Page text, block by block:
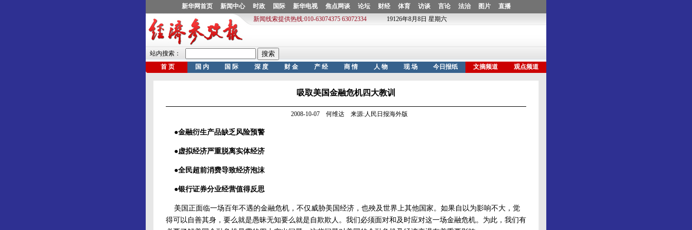
吸取美国金融危机四大教训
2008-10-07 何维达 来源:人民日报海外版
●金融衍生产品缺乏风险预警
●虚拟经济严重脱离实体经济
●全民超前消费导致经济泡沫
●银行证券分业经营值得反思
美国正面临一场百年不遇的金融危机，不仅威胁美国经济，也殃及世界上其他国家。如果自以为影响不大，觉
得可以自善其身，要么就是愚昧无知要么就是自欺欺人。我们必须面对和及时应对这一场金融危机。为此，我们有